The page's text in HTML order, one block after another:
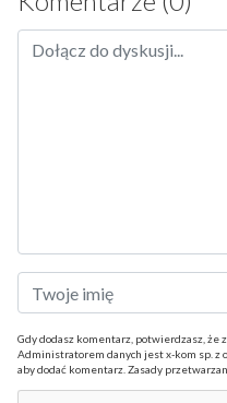
Gdy dodasz komentarz, potwierdzasz, że
Administratorem danych jest x-kom sp. z
aby dodać komentarz. Zasady